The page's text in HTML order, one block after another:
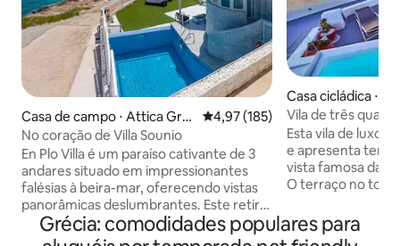
Casa de campo ⋅ Attica Gre
ece
4,97 de uma avaliação média de
4,97 (185)
No coração de Villa Sounio
En Plo Villa é um paraíso cativante de 3
andares situado em impressionantes
falésias à beira-mar, oferecendo vistas
panorâmicas deslumbrantes. Este retiro
idílico goza de proximidade conveniente,
a apenas 30 minutos do aeroporto e a 50
Casa cicládica ⋅
Vila de três
com vista para a
Esta vila de luxo
e apresenta
vista famosa da
O terraço no
confortáveis. Há
lado da jacuzzi,
Grécia: comodidades populares para